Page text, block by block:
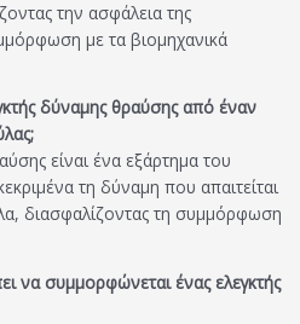
την ασφάλεια της
με τα βιομηχανικά
δύναμης θραύσης από έναν
είναι ένα εξάρτημα του
τη δύναμη που απαιτείται
διασφαλίζοντας τη συμμόρφωση
να συμμορφώνεται ένας ελεγκτής